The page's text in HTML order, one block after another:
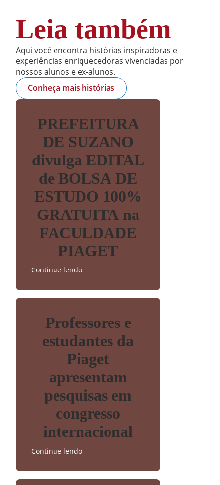
Leia também
Aqui você encontra histórias inspiradoras e
experiências enriquecedoras vivenciadas por
nossos alunos e ex-alunos.
Conheça mais histórias
PREFEITURA
DE SUZANO
divulga EDITAL
de BOLSA DE
ESTUDO 100%
GRATUITA na
FACULDADE
PIAGET
Continue lendo
Professores e
estudantes da
Piaget
apresentam
pesquisas em
congresso
internacional
Continue lendo